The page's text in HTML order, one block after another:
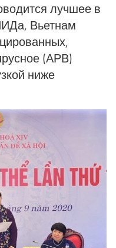
лучшее в
Вьетнам
(АРВ)
ниже